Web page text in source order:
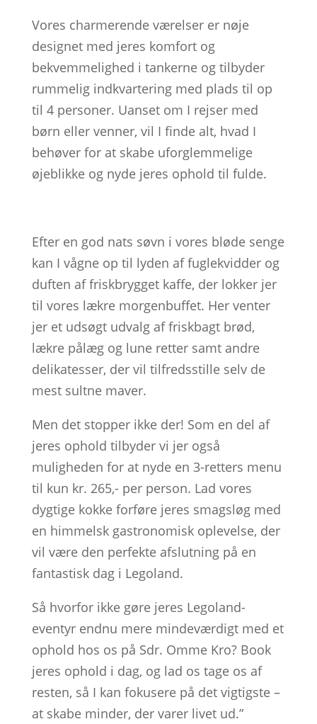
Vores charmerende værelser er nøje
designet med jeres komfort og
bekvemmelighed i tankerne og tilbyder
rummelig indkvartering med plads til op
til 4 personer. Uanset om I rejser med
børn eller venner, vil I finde alt, hvad I
behøver for at skabe uforglemmelige
øjeblikke og nyde jeres ophold til fulde.
Efter en god nats søvn i vores bløde senge
kan I vågne op til lyden af fuglekvidder og
duften af friskbrygget kaffe, der lokker jer
til vores lækre morgenbuffet. Her venter
jer et udsøgt udvalg af friskbagt brød,
lækre pålæg og lune retter samt andre
delikatesser, der vil tilfredsstille selv de
mest sultne maver.
Men det stopper ikke der! Som en del af
jeres ophold tilbyder vi jer også
muligheden for at nyde en 3-retters menu
til kun kr. 265,- per person. Lad vores
dygtige kokke forføre jeres smagsløg med
en himmelsk gastronomisk oplevelse, der
vil være den perfekte afslutning på en
fantastisk dag i Legoland.
Så hvorfor ikke gøre jeres Legoland-
eventyr endnu mere mindeværdigt med et
ophold hos os på Sdr. Omme Kro? Book
jeres ophold i dag, og lad os tage os af
resten, så I kan fokusere på det vigtigste –
at skabe minder, der varer livet ud.”